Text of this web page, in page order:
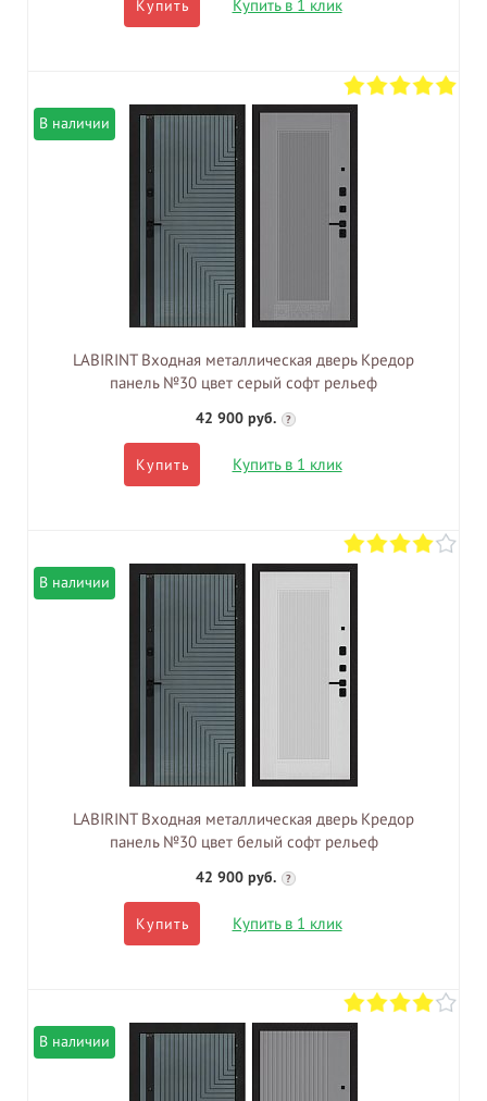
Купить Купить в 1 клик
В наличии
LABIRINT Входная металлическая дверь Кредор
панель №30 цвет серый софт рельеф
42 900 руб. ?
Купить Купить в 1 клик
В наличии
LABIRINT Входная металлическая дверь Кредор
панель №30 цвет белый софт рельеф
42 900 руб. ?
Купить Купить в 1 клик
В наличии